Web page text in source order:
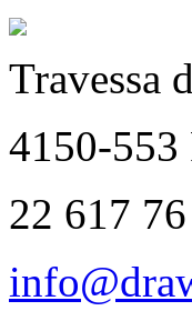
Travessa
4150-553
22 617